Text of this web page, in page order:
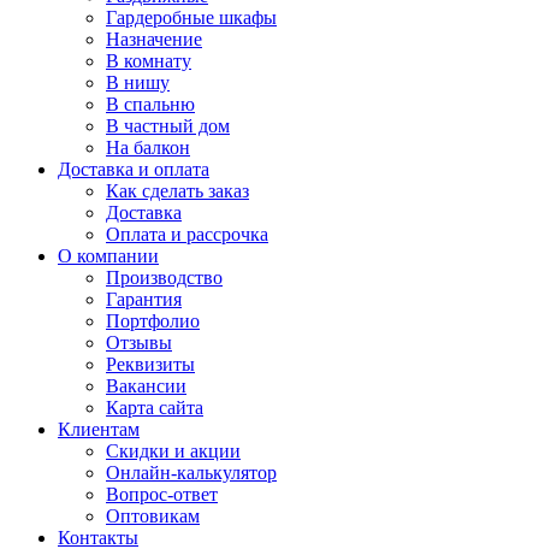
Гардеробные шкафы
Назначение
В комнату
В нишу
В спальню
В частный дом
На балкон
Доставка и оплата
Как сделать заказ
Доставка
Оплата и рассрочка
О компании
Производство
Гарантия
Портфолио
Отзывы
Реквизиты
Вакансии
Карта сайта
Клиентам
Скидки и акции
Онлайн-калькулятор
Вопрос-ответ
Оптовикам
Контакты